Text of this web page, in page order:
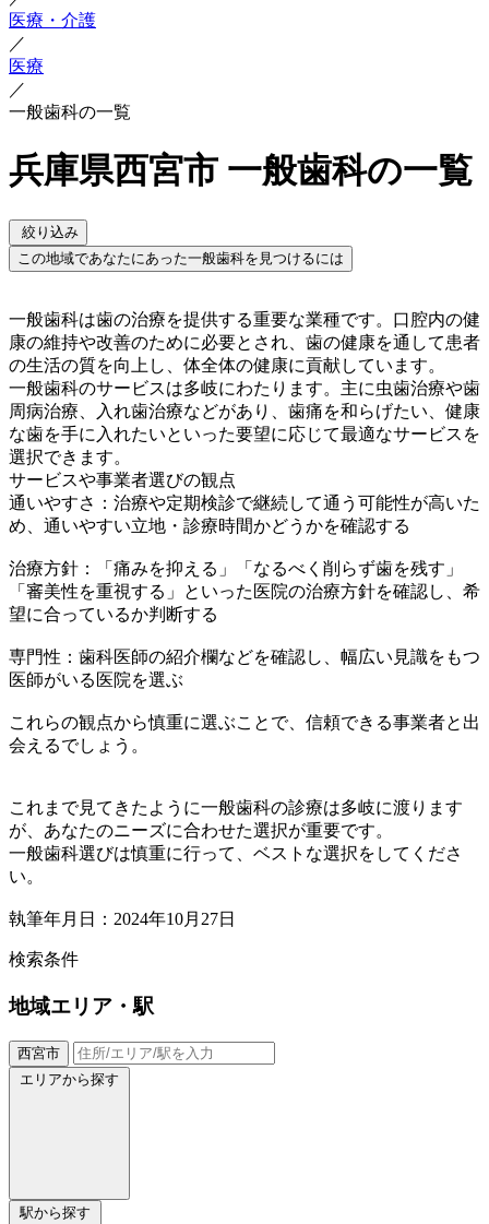
医療・介護
／
医療
／
一般歯科の一覧
兵庫県西宮市 一般歯科の一覧
絞り込み
この地域であなたにあった一般歯科を見つけるには
一般歯科は歯の治療を提供する重要な業種です。口腔内の健
康の維持や改善のために必要とされ、歯の健康を通して患者
の生活の質を向上し、体全体の健康に貢献しています。
一般歯科のサービスは多岐にわたります。主に虫歯治療や歯
周病治療、入れ歯治療などがあり、歯痛を和らげたい、健康
な歯を手に入れたいといった要望に応じて最適なサービスを
選択できます。
サービスや事業者選びの観点
通いやすさ：治療や定期検診で継続して通う可能性が高いた
め、通いやすい立地・診療時間かどうかを確認する
治療方針：「痛みを抑える」「なるべく削らず歯を残す」
「審美性を重視する」といった医院の治療方針を確認し、希
望に合っているか判断する
専門性：歯科医師の紹介欄などを確認し、幅広い見識をもつ
医師がいる医院を選ぶ
これらの観点から慎重に選ぶことで、信頼できる事業者と出
会えるでしょう。
これまで見てきたように一般歯科の診療は多岐に渡ります
が、あなたのニーズに合わせた選択が重要です。
一般歯科選びは慎重に行って、ベストな選択をしてくださ
い。
執筆年月日：2024年10月27日
検索条件
地域エリア・駅
西宮市
エリアから探す
駅から探す